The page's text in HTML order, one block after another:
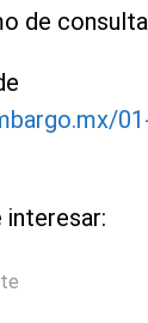
de
interesar: